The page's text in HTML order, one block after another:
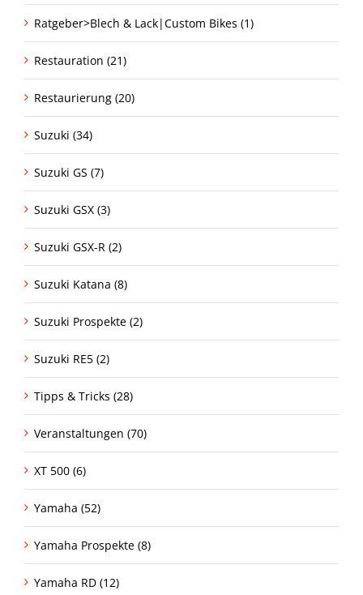
Ratgeber>Blech & Lack|Custom Bikes (1)
Restauration (21)
Restaurierung (20)
Suzuki (34)
Suzuki GS (7)
Suzuki GSX (3)
Suzuki GSX-R (2)
Suzuki Katana (8)
Suzuki Prospekte (2)
Suzuki RE5 (2)
Tipps & Tricks (28)
Veranstaltungen (70)
XT 500 (6)
Yamaha (52)
Yamaha Prospekte (8)
Yamaha RD (12)